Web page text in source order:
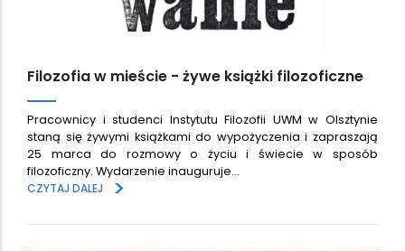
Filozofia w mieście - żywe książki filozoficzne
Pracownicy i studenci Instytutu Filozofii UWM w Olsztynie
staną się żywymi książkami do wypożyczenia i zapraszają
25 marca do rozmowy o życiu i świecie w sposób
filozoficzny. Wydarzenie inauguruje…
CZYTAJ DALEJ
>